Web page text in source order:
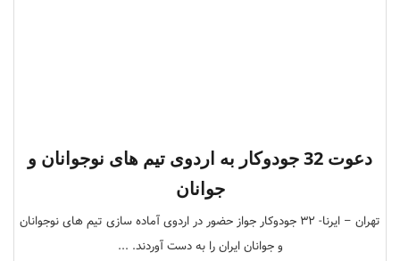
دعوت 32 جودوکار به اردوی تیم های نوجوانان و
جوانان
تهران – ایرنا- 32 جودوکار جواز حضور در اردوی آماده سازی تیم های نوجوانان
و جوانان ایران را به دست آوردند. ...